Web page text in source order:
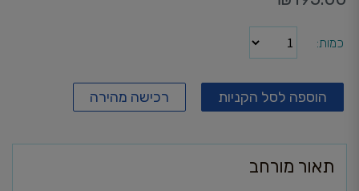
הוספה לסל הקניות רכישה מהירה
תאור מורחב